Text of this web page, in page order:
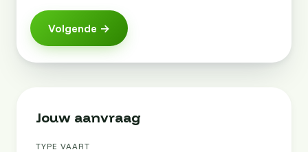
Volgende →
Jouw aanvraag
TYPE VAART